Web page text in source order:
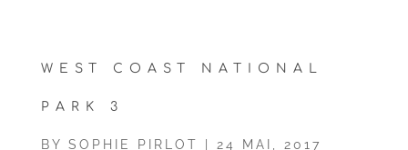
WEST COAST NATIONAL
PARK 3
BY SOPHIE PIRLOT 24 MAI, 2017